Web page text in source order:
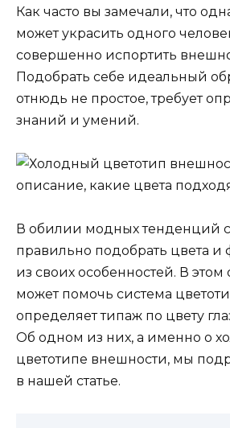
Как часто вы замечали, что
может украсить одного
совершенно испортить
Подобрать себе идеальный
отнюдь не простое, требует
знаний и умений.
В обилии модных тенденций
правильно подобрать цвета и
из своих особенностей. В
может помочь система
определяет типаж по цвету
Об одном из них, а именно о
цветотипе внешности, мы
в нашей статье.